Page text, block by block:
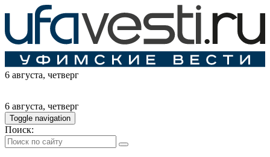
6 августа, четверг
6 августа, четверг
Toggle navigation
Поиск: